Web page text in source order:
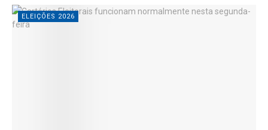
ELEIÇÕES 2026